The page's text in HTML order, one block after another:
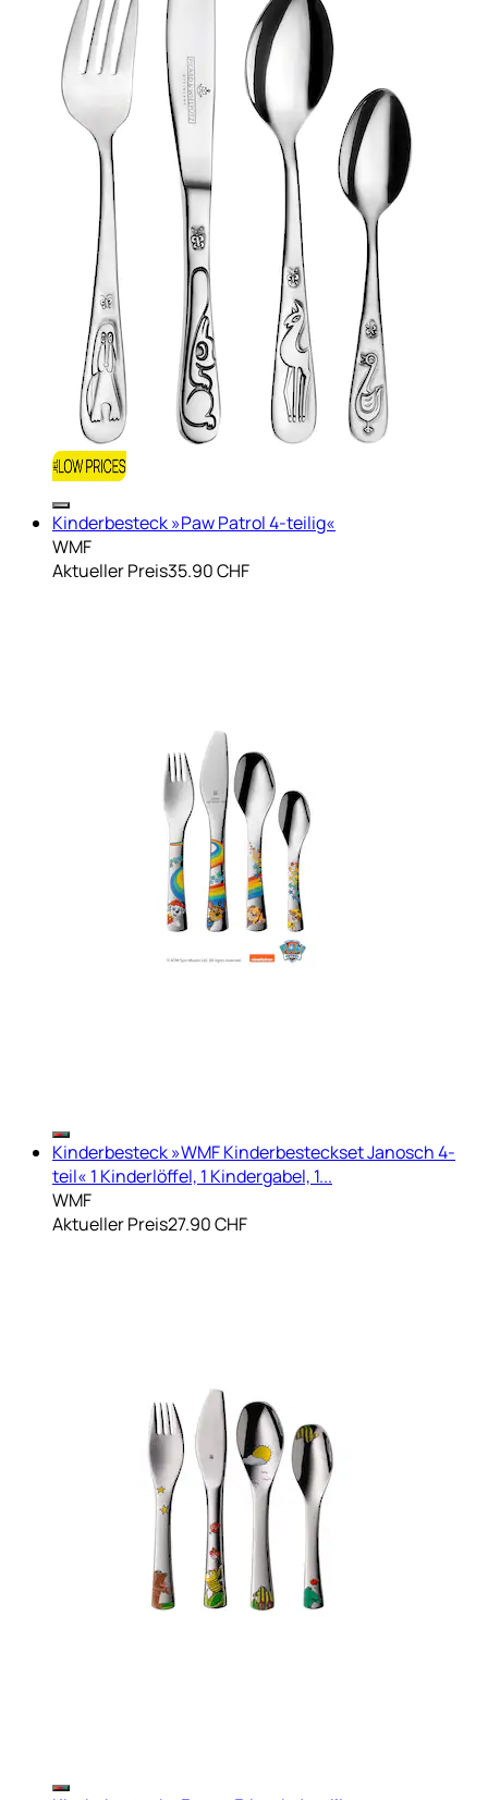
Kinderbesteck »Paw Patrol 4-teilig«
WMF
Aktueller Preis35.90 CHF
Kinderbesteck »WMF Kinderbesteckset Janosch 4-
teil« 1 Kinderlöffel, 1 Kindergabel, 1...
WMF
Aktueller Preis27.90 CHF